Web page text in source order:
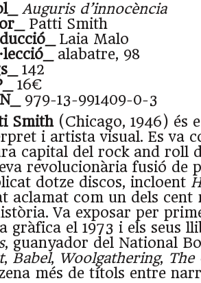
Auguris d’innocència
Patti Smith
Laia Malo
alabatre, 98
142
16€
979-13-991409-0-3
Smith(Chicago, 1946) és
i artista visual. Es va
capital del rock and roll
revolucionària fusió de
dotze discos, incloent
aclamat com un dels cent
Va exposar per
gràfica el 1973 i els seus
, guanyador del National
, Babel, Woolgathering, The
més de títols entre